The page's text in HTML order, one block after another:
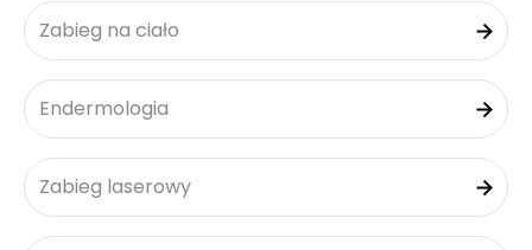
Zabieg na ciało
Endermologia
Zabieg laserowy